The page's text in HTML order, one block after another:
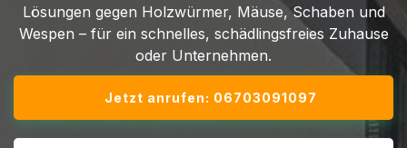
Lösungen gegen Holzwürmer, Mäuse, Schaben und
Wespen – für ein schnelles, schädlingsfreies Zuhause
oder Unternehmen.
Jetzt anrufen: 06703091097